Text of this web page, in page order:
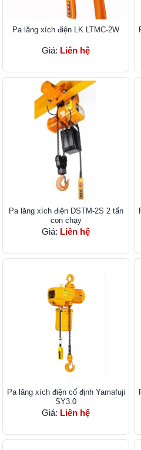
Pa lăng xích điện LK LTMC-2W
Giá: Liên hệ
Pa lăng xích điện DSTM-2S 2 tấn
con chạy
Giá: Liên hệ
Pa lăng xích điện cố định Yamafuji
SY3.0
Giá: Liên hệ